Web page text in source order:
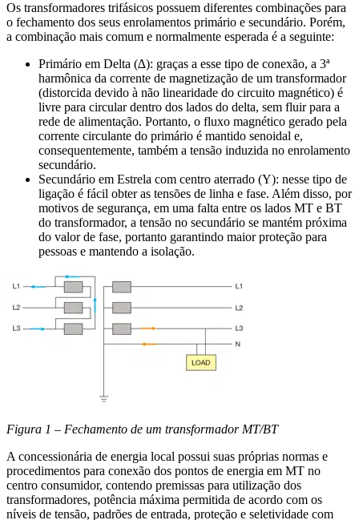
Os transformadores trifásicos possuem diferentes combinações para
o fechamento dos seus enrolamentos primário e secundário. Porém,
a combinação mais comum e normalmente esperada é a seguinte:
Primário em Delta (∆): graças a esse tipo de conexão, a 3ª
harmônica da corrente de magnetização de um transformador
(distorcida devido à não linearidade do circuito magnético) é
livre para circular dentro dos lados do delta, sem fluir para a
rede de alimentação. Portanto, o fluxo magnético gerado pela
corrente circulante do primário é mantido senoidal e,
consequentemente, também a tensão induzida no enrolamento
secundário.
Secundário em Estrela com centro aterrado (Y): nesse tipo de
ligação é fácil obter as tensões de linha e fase. Além disso, por
motivos de segurança, em uma falta entre os lados MT e BT
do transformador, a tensão no secundário se mantém próxima
do valor de fase, portanto garantindo maior proteção para
pessoas e mantendo a isolação.
Figura 1 – Fechamento de um transformador MT/BT
A concessionária de energia local possui suas próprias normas e
procedimentos para conexão dos pontos de energia em MT no
centro consumidor, contendo premissas para utilização dos
transformadores, potência máxima permitida de acordo com os
níveis de tensão, padrões de entrada, proteção e seletividade com